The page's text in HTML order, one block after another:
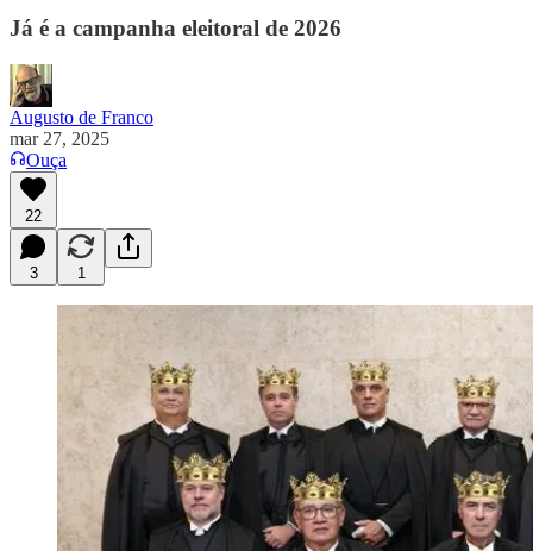
Já é a campanha eleitoral de 2026
Augusto de Franco
mar 27, 2025
Ouça
22
3 1